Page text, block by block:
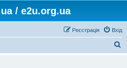
/ e2u.org.ua
Вхід
Реєстрація